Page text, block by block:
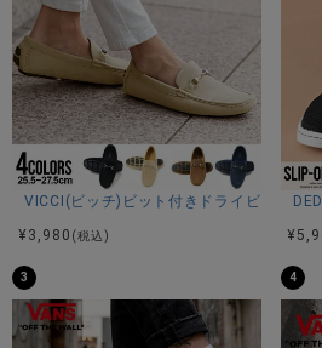
※モデル画像は照明などの影響によ
がございます。
サイズ(cm)
L(27.0-27.5cm)：高さ8.5ソール高
長11)
※平置き計測。
素材
VICCI(ビッチ)ビット付きドライビングシ
¥ 3,980 (税込)
¥
3 4